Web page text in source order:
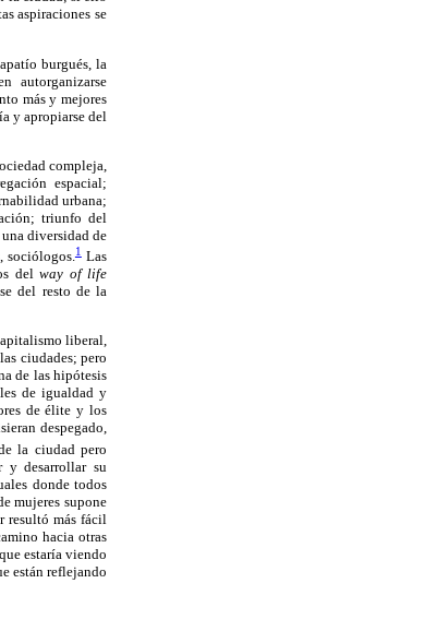
aspiraciones se
burgués, la
autorganizarse
más y mejores
y apropiarse del
compleja,
espacial;
urbana;
triunfo del
diversidad de
sociólogos.1Las
delway of life
del resto de la
liberal,
ciudades; pero
de las hipótesis
de igualdad y
de élite y los
despegado,
la ciudad pero
y desarrollar su
donde todos
mujeres supone
resultó más fácil
hacia otras
estaría viendo
están reflejando